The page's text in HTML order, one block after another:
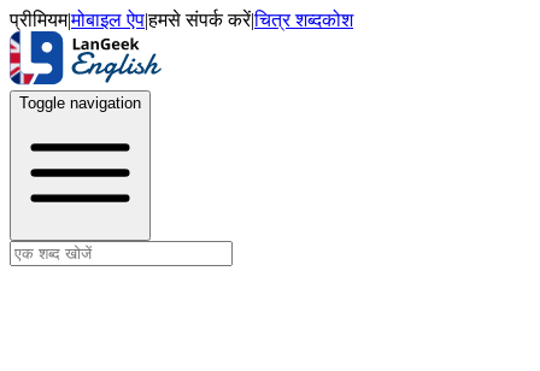
प्रीमियम|मोबाइल ऐप|हमसे संपर्क करें|चित्र शब्दकोश
Toggle navigation